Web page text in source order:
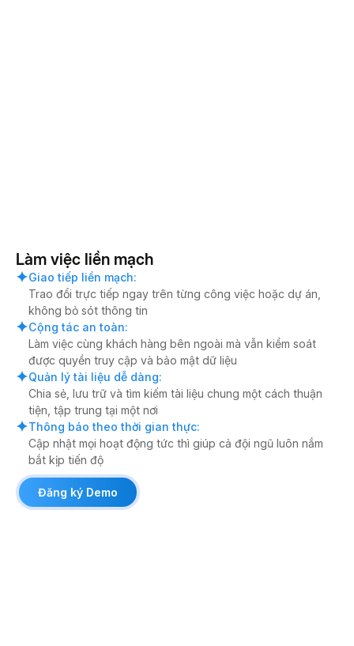
Làm việc liền mạch
Giao tiếp liền mạch:
Trao đổi trực tiếp ngay trên từng công việc hoặc dự án,
không bỏ sót thông tin
Cộng tác an toàn:
Làm việc cùng khách hàng bên ngoài mà vẫn kiểm soát
được quyền truy cập và bảo mật dữ liệu
Quản lý tài liệu dễ dàng:
Chia sẻ, lưu trữ và tìm kiếm tài liệu chung một cách thuận
tiện, tập trung tại một nơi
Thông báo theo thời gian thực:
Cập nhật mọi hoạt động tức thì giúp cả đội ngũ luôn nắm
bắt kịp tiến độ
Đăng ký Demo